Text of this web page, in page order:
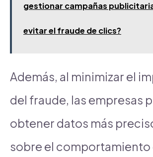
gestionar campañas
evitar el fraude de clics?
Además, al minimizar el
del fraude, las empresas
obtener datos más
sobre el comportamiento